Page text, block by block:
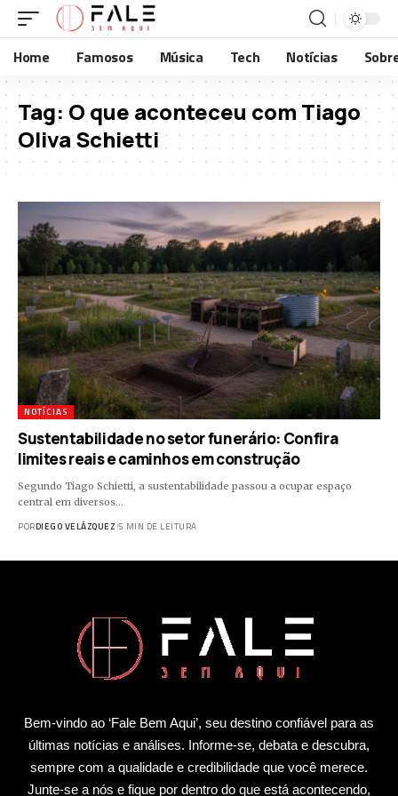
Home Famosos Música Tech Notícias
Tag: O que aconteceu com Tiago
Oliva Schietti
NOTÍCIAS
Sustentabilidade no setor funerário: Confira
limites reais e caminhos em construção
Segundo Tiago Schietti, a sustentabilidade passou a ocupar espaço
central em diversos…
PORDIEGO VELÁZQUEZ 5 MIN DE LEITURA
Bem-vindo ao ‘Fale Bem Aqui’, seu destino confiável para as
últimas notícias e análises. Informe-se, debata e descubra,
sempre com a qualidade e credibilidade que você merece.
Junte-se a nós e fique por dentro do que está acontecendo,